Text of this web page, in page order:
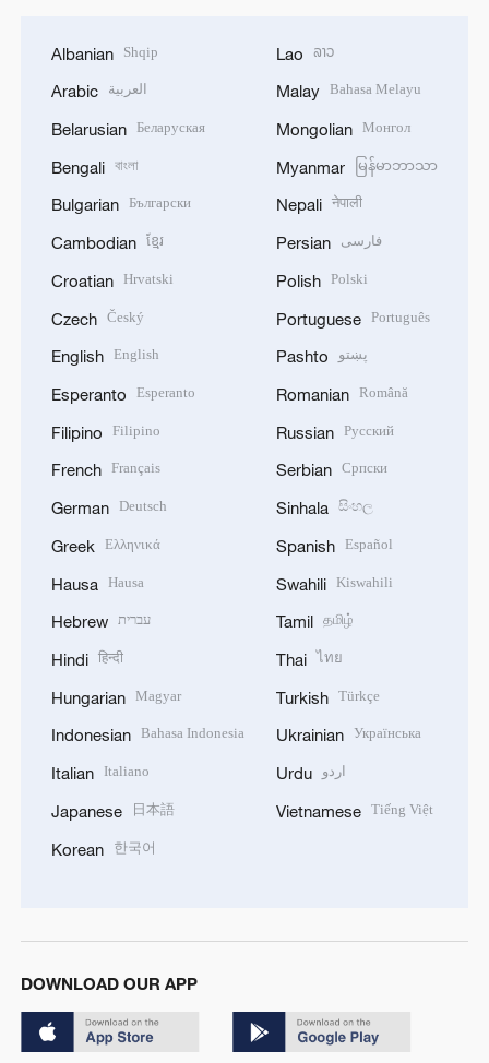
Albanian Shqip
Arabic العربية
Belarusian Беларуская
Bengali বাংলা
Bulgarian Български
Cambodian ខ្មែរ
Croatian Hrvatski
Czech Český
English English
Esperanto Esperanto
Filipino Filipino
French Français
German Deutsch
Greek Ελληνικά
Hausa Hausa
Hebrew עברית
Hindi हिन्दी
Hungarian Magyar
Indonesian Bahasa Indonesia
Italian Italiano
Japanese 日本語
Korean 한국어
Lao ລາວ
Malay Bahasa Melayu
Mongolian Монгол
Myanmar မြန်မာဘာသာ
Nepali नेपाली
Persian فارسی
Polish Polski
Portuguese Português
Pashto پښتو
Romanian Română
Russian Русский
Serbian Српски
Sinhala සිංහල
Spanish Español
Swahili Kiswahili
Tamil தமிழ்
Thai ไทย
Turkish Türkçe
Ukrainian Українська
Urdu اردو
Vietnamese Tiếng Việt
DOWNLOAD OUR APP